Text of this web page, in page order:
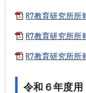
R7教育研究所所
R7教育研究所所
R7教育研究所所
令和６年度用